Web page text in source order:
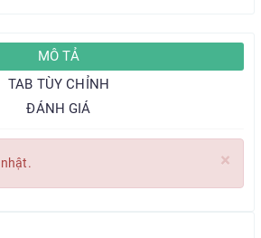
MÔ TẢ
TAB TÙY CHỈNH
ĐÁNH GIÁ
×